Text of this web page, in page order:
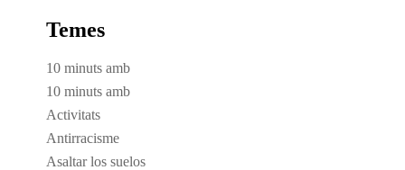
Temes
10 minuts amb
10 minuts amb
Activitats
Antirracisme
Asaltar los suelos